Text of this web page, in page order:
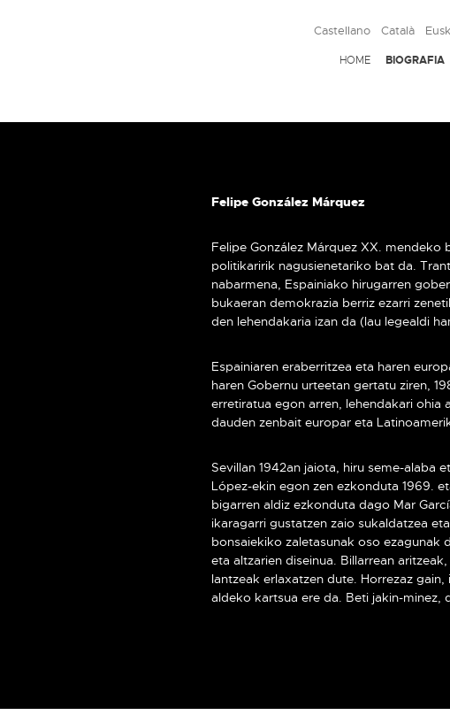
HOME BIOGRAFIA
Castellano Català
Felipe González Márquez
Felipe González Márquez XX.
politikaririk nagusienetariko bat da.
nabarmena, Espainiako hirugarren
bukaeran demokrazia berriz ezarri
den lehendakaria izan da (lau legealdi
Espainiaren eraberritzea eta haren
haren Gobernu urteetan gertatu ziren,
erretiratua egon arren, lehendakari ohia
dauden zenbait europar eta
Sevillan 1942an jaiota, hiru seme-alaba
López-ekin egon zen ezkonduta 1969.
bigarren aldiz ezkonduta dago Mar
ikaragarri gustatzen zaio sukaldatzea
bonsaiekiko zaletasunak oso ezagunak
eta altzarien diseinua. Billarrean
lantzeak erlaxatzen dute. Horrezaz
aldeko kartsua ere da. Beti jakin-